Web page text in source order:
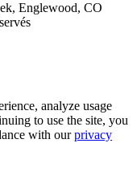
Englewood, CO
analyze usage
to use the site, you
with ourprivacy